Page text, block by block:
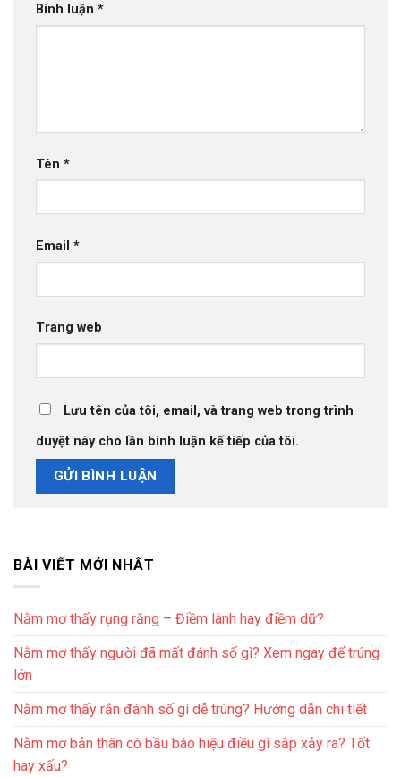
Bình luận *
Tên *
Email *
Trang web
Lưu tên của tôi, email, và trang web trong trình
duyệt này cho lần bình luận kế tiếp của tôi.
BÀI VIẾT MỚI NHẤT
Nằm mơ thấy rụng răng – Điềm lành hay điềm dữ?
Nằm mơ thấy người đã mất đánh số gì? Xem ngay để trúng
lớn
Nằm mơ thấy rắn đánh số gì dễ trúng? Hướng dẫn chi tiết
Nằm mơ bản thân có bầu báo hiệu điều gì sắp xảy ra? Tốt
hay xấu?